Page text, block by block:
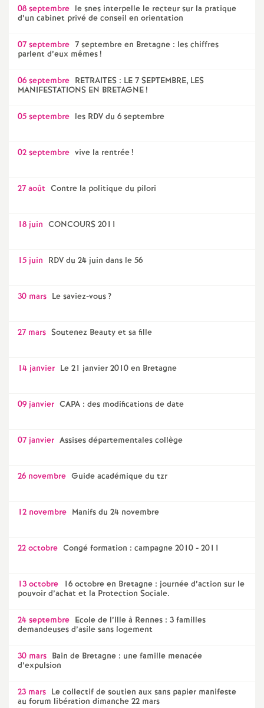
08 septembre le snes interpelle le recteur sur la pratique
d’un cabinet privé de conseil en orientation
07 septembre 7 septembre en Bretagne : les chiffres
parlent d’eux mêmes!
06 septembre RETRAITES : LE 7 SEPTEMBRE, LES
MANIFESTATIONS EN BRETAGNE!
05 septembre les RDV du 6 septembre
02 septembre vive la rentrée!
27 août Contre la politique du pilori
18 juin CONCOURS 2011
15 juin RDV du 24 juin dans le 56
30 mars Le saviez-vous?
27 mars Soutenez Beauty et sa fille
14 janvier Le 21 janvier 2010 en Bretagne
09 janvier CAPA : des modifications de date
07 janvier Assises départementales collège
26 novembre Guide académique du tzr
12 novembre Manifs du 24 novembre
22 octobre Congé formation : campagne 2010 - 2011
13 octobre 16 octobre en Bretagne : journée d’action sur le
pouvoir d’achat et la Protection Sociale.
24 septembre Ecole de l’Ille à Rennes : 3 familles
demandeuses d’asile sans logement
30 mars Bain de Bretagne : une famille menacée
d’expulsion
23 mars Le collectif de soutien aux sans papier manifeste
au forum libération dimanche 22 mars